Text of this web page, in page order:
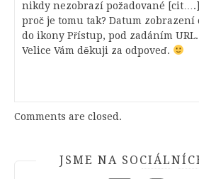
nikdy nezobrazí požadované
proč je tomu tak? Datum
do ikony Přístup, pod zadáním URL.
Velice Vám děkuji za odpoveď.
Comments are closed.
JSME NA